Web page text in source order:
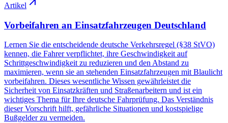
Artikel
Vorbeifahren an Einsatzfahrzeugen Deutschland
Lernen Sie die entscheidende deutsche Verkehrsregel (§38 StVO)
kennen, die Fahrer verpflichtet, ihre Geschwindigkeit auf
Schrittgeschwindigkeit zu reduzieren und den Abstand zu
maximieren, wenn sie an stehenden Einsatzfahrzeugen mit Blaulicht
vorbeifahren. Dieses wesentliche Wissen gewährleistet die
Sicherheit von Einsatzkräften und Straßenarbeitern und ist ein
wichtiges Thema für Ihre deutsche Fahrprüfung. Das Verständnis
dieser Vorschrift hilft, gefährliche Situationen und kostspielige
Bußgelder zu vermeiden.